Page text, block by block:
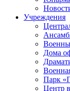
Учреждения
Дома
Парк
Центр